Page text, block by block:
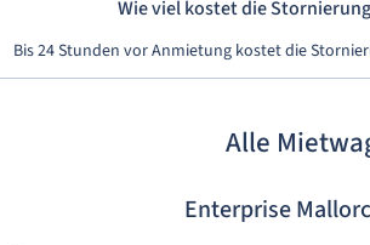
Wie viel kostet die
Bis 24 Stunden vor Anmietung kostet die
Alle
Enterprise